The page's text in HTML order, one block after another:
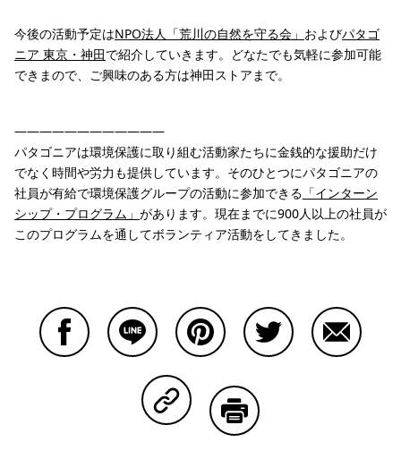
今後の活動予定はNPO法人「荒川の自然を守る会」 およびパタゴ
ニア 東京・神田で紹介していきます。どなたでも気軽に参加可能
できまので、ご興味のある方は神田ストアまで。
————————————
パタゴニアは環境保護に取り組む活動家たちに金銭的な援助だけ
でなく時間や労力も提供しています。そのひとつにパタゴニアの
社員が有給で環境保護グループの活動に参加できる 「インターン
シップ・プログラム」 があります。現在までに900人以上の社員が
このプログラムを通してボランティア活動をしてきました。
Copy Linkで共有する